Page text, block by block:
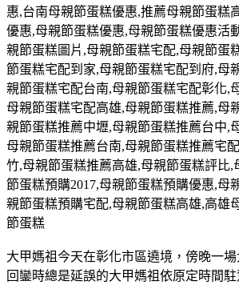
惠,台南母親節蛋糕優惠,推薦母親節蛋糕
優惠,母親節蛋糕優惠,母親節蛋糕優惠活
親節蛋糕圖片 ,母親節蛋糕宅配,母親節蛋
節蛋糕宅配到家,母親節蛋糕宅配到府,母
親節蛋糕宅配台南,母親節蛋糕宅配彰化,
母親節蛋糕宅配高雄,母親節蛋糕推薦,母
親節蛋糕推薦中壢,母親節蛋糕推薦台中,
母親節蛋糕推薦台南,母親節蛋糕推薦宅配
竹,母親節蛋糕推薦高雄,母親節蛋糕評比,
節蛋糕預購2017,母親節蛋糕預購優惠,母
親節蛋糕預購宅配,母親節蛋糕高雄,高雄
節蛋糕
大甲媽祖今天在彰化市區遶境，傍晚一
回鑾時總是延誤的大甲媽祖依原定時間駐